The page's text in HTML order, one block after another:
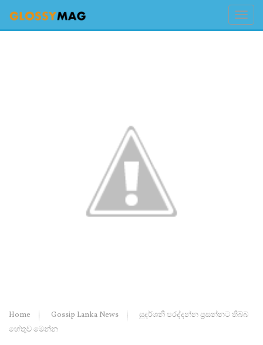
Home Gossip Lanka News
සුදර්ශනී පරද්දන්න ප්‍රසන්නට තිබ්බ
හේතුව මෙන්න